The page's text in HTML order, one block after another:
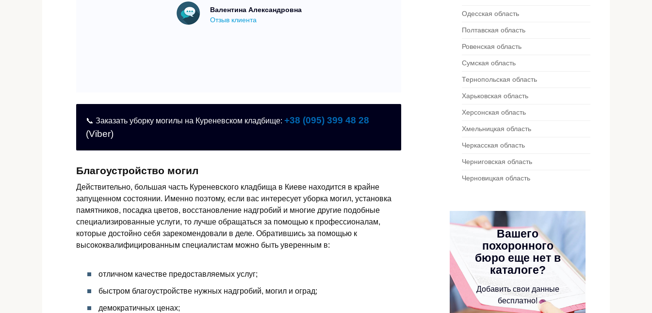
Валентина Александровна
Отзыв клиента
памятью о наших близких.
Отзыв клиента
📞 Заказать уборку могилы на Куреневском кладбище: +38 (095) 399 48 28
(Viber)
Благоустройство могил
Действительно, большая часть Куреневского кладбища в Киеве находится в крайне
запущенном состоянии. Именно поэтому, если вас интересует уборка могил, установка
памятников, посадка цветов, восстановление надгробий и многие другие подобные
специализированные услуги, то лучше обращаться за помощью к профессионалам,
которые достойно себя зарекомендовали в деле. Обратившись за помощью к
высококвалифицированным специалистам можно быть уверенным в:
отличном качестве предоставляемых услуг;
быстром благоустройстве нужных надгробий, могил и оград;
демократичных ценах;
Одесская область
Полтавская область
Ровенская область
Сумская область
Тернопольская область
Харьковская область
Херсонская область
Хмельницкая область
Черкасская область
Черниговская область
Черновицкая область
Вашего
похоронного
бюро еще нет в
каталоге?
Добавить свои данные
бесплатно!